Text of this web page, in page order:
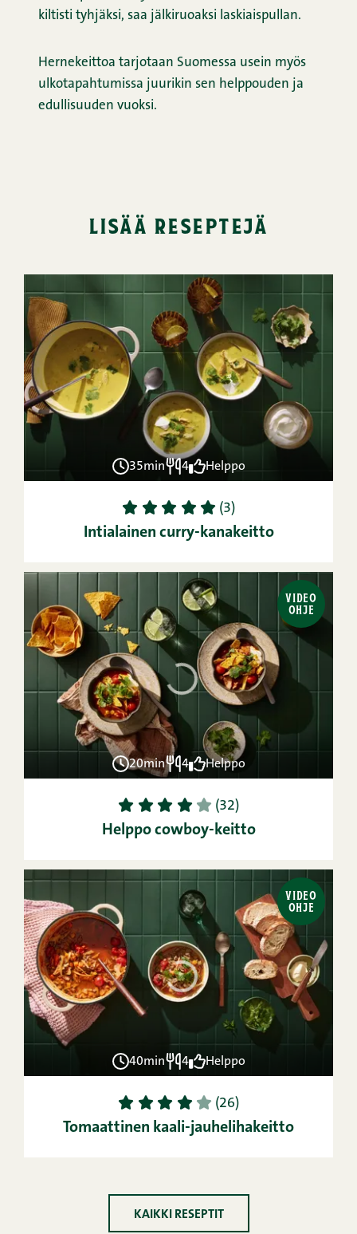
kiltisti tyhjäksi, saa jälkiruoaksi laskiaispullan.
Hernekeittoa tarjotaan Suomessa usein myös
ulkotapahtumissa juurikin sen helppouden ja
edullisuuden vuoksi.
lisää reseptejä
35min 4 Helppo
1 2 3 4 5 (3)
Intialainen curry-kanakeitto
VIDEO
OHJE
20min 4 Helppo
1 2 3 4 5 (32)
Helppo cowboy-keitto
VIDEO
OHJE
40min 4 Helppo
1 2 3 4 5 (26)
Tomaattinen kaali-jauhelihakeitto
KAIKKI RESEPTIT